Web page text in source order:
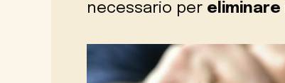
necessario per eliminare